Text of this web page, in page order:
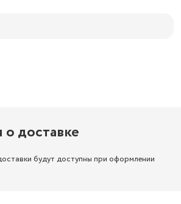
доставке
будут доступны при оформлении